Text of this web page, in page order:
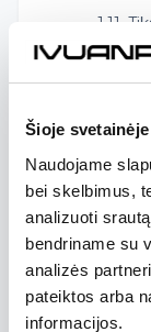
Šioje
Naudojame
bei skelbimus,
analizuoti
bendriname su
analizės
pateiktos arba
informacijos.
1.11.
1.14.
1.15.
1.16.